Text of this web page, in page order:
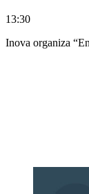
13:30
Inova organiza